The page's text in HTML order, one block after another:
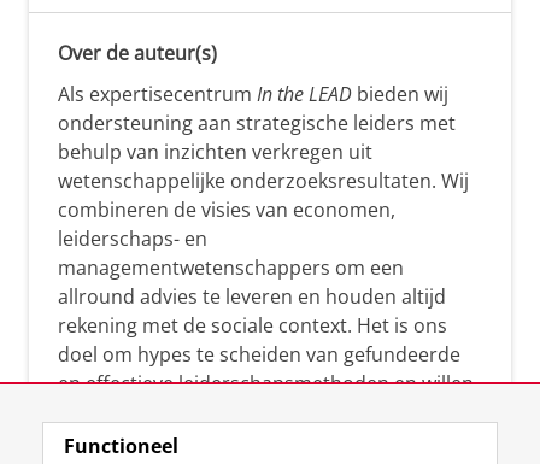
Over de auteur(s)
Als expertisecentrum In the LEAD bieden wij
ondersteuning aan strategische leiders met
behulp van inzichten verkregen uit
wetenschappelijke onderzoeksresultaten. Wij
combineren de visies van economen,
leiderschaps- en
managementwetenschappers om een
allround advies te leveren en houden altijd
rekening met de sociale context. Het is ons
doel om hypes te scheiden van gefundeerde
en effectieve leiderschapsmethoden en willen
manier te reageren op economische en
Functioneel